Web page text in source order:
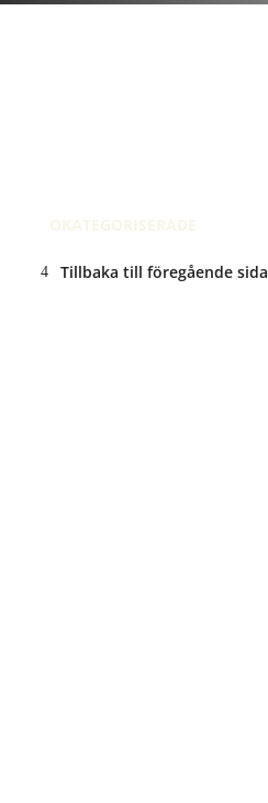
OKATEGORISERADE
Tillbaka till föregående sida